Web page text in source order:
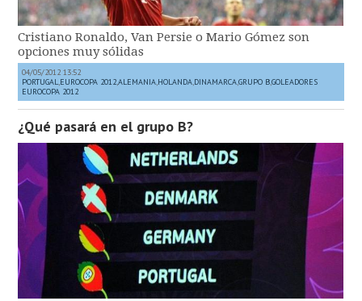
Cristiano Ronaldo, Van Persie o Mario Gómez son
opciones muy sólidas
04/05/2012 13:52
PORTUGAL EUROCOPA 2012,ALEMANIA HOLANDA DINAMARCA,GRUPO B,GOLEADORES
EUROCOPA 2012
¿Qué pasará en el grupo B?